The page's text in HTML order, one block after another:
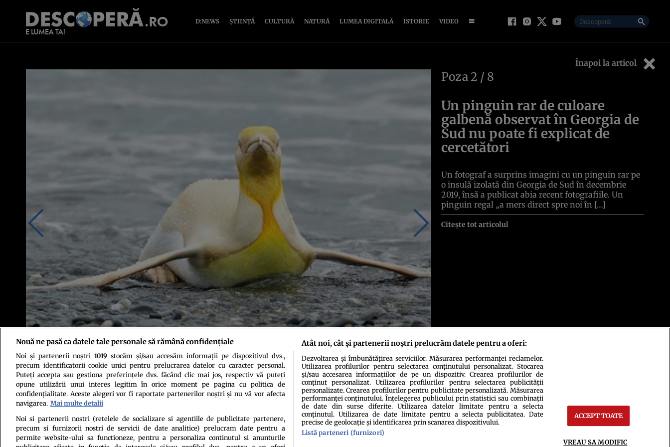
D:NEWS ȘTIINȚĂ CULTURĂ NATURĂ LUMEA DIGITALĂ ISTORIE VIDEO
Înapoi la articol
Sursa foto: Yves Adams/ Instagram
Poza2 / 8
Un pinguin rar de culoare
galbenă observat în Georgia de
Sud nu poate fi explicat de
cercetători
Un fotograf a surprins imagini cu un pinguin rar pe
o insulă izolată din Georgia de Sud în decembrie
2019, însă a publicat abia recent fotografiile. Un
pinguin regal „a mers direct spre noi în […]
Citește tot articolul
Politica de confidenţialitatePolitica de cookiesTermeni şi condiţiiEchipa redacțională
Nouă ne pasă ca datele tale personale să rămână confidențiale
Noi și partenerii noștri 1019stocăm și/sau accesăm informații pe dispozitivul dvs.,
precum identificatorii cookie unici pentru prelucrarea datelor cu caracter personal.
Puteți accepta sau gestiona preferințele dvs. făcând clic mai jos, respectiv vă puteți
opune utilizării unui interes legitim în orice moment pe pagina cu politica de
confidențialitate. Aceste alegeri vor fi raportate partenerilor noștri și nu vă vor afecta
navigarea. Mai multe detalii
Noi si partenerii nostri (retelele de socializare si agentiile de publicitate partenere,
precum si furnizorii nostri de servicii de date analitice) prelucram date pentru a
permite website-ului sa functioneze, pentru a personaliza continutul si anunturile
Atât noi, cât și partenerii noștri prelucrăm datele pentru a oferi:
Dezvoltarea și îmbunătățirea serviciilor. Măsurarea performanței reclamelor.
Utilizarea profilurilor pentru selectarea conținutului personalizat. Stocarea
și/sau accesarea informațiilor de pe un dispozitiv. Crearea profilurilor de
conținut personalizat. Utilizarea profilurilor pentru selectarea publicității
personalizate. Crearea profilurilor pentru publicitate personalizată. Măsurarea
performanței conținutului. Înțelegerea publicului prin statistici sau combinații
de date din surse diferite. Utilizarea datelor limitate pentru a selecta
conținutul. Utilizarea de date limitate pentru a selecta publicitatea. Date
precise de geolocație și identificarea prin scanarea dispozitivului.
Listă parteneri (furnizori)
ACCEPT TOATE
VREAU SA MODIFIC